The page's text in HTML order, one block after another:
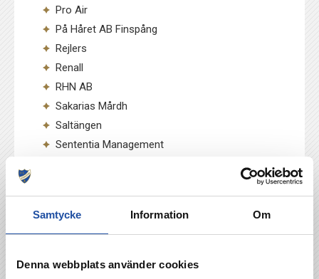
Samtycke Information Om
Denna webbplats använder cookies
Pro Air
På Håret AB Finspång
Rejlers
Renall
RHN AB
Sakarias Mårdh
Saltängen
Sententia Management
SSK Olle Ege AB
Svealands Maskin & Montage AB